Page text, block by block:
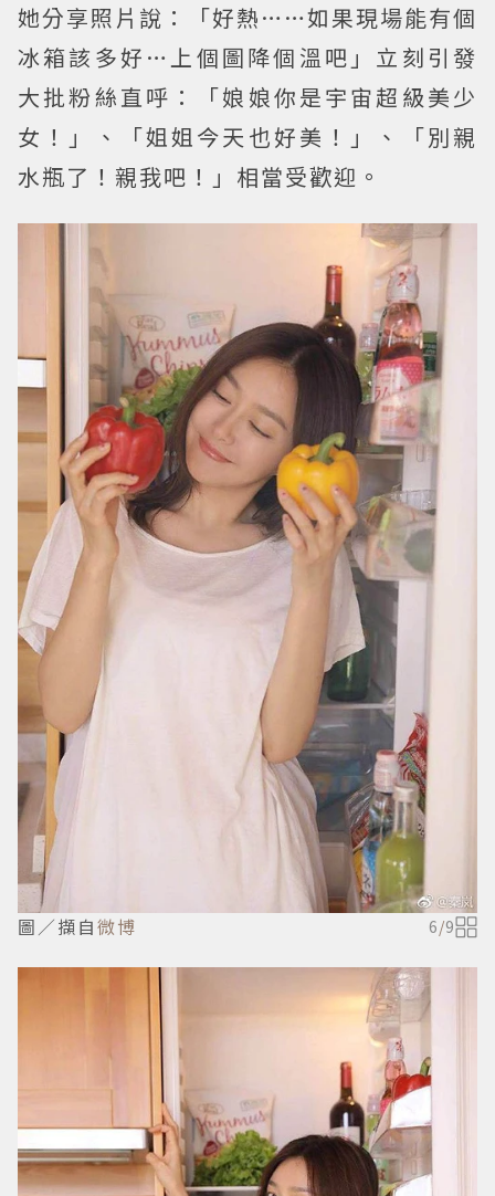
她分享照片說：「好熱……如果現場能有個
冰箱該多好…上個圖降個溫吧」立刻引發
大批粉絲直呼：「娘娘你是宇宙超級美少
女！」、「姐姐今天也好美！」、「別親
水瓶了！親我吧！」相當受歡迎。
圖／擷自微博 6/9